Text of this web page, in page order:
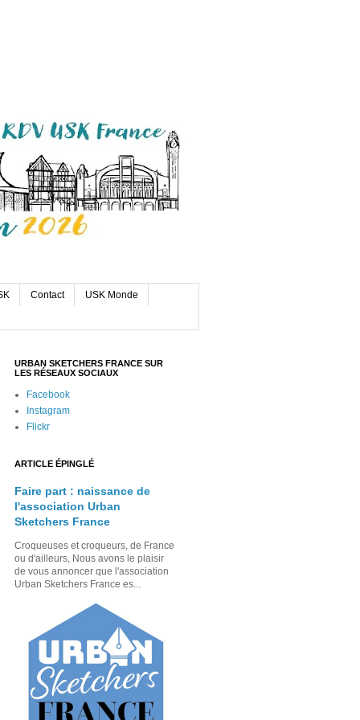
Contact USK Monde
URBAN SKETCHERS FRANCE SUR
LES RÉSEAUX SOCIAUX
Facebook
Instagram
Flickr
ARTICLE ÉPINGLÉ
Faire part : naissance de
l'association Urban
Sketchers France
Croqueuses et croqueurs, de France
ou d'ailleurs, Nous avons le plaisir
de vous annoncer que l'association
Urban Sketchers France es...